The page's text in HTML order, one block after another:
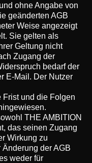
ohne Angabe von
geänderten AGB
Weise angezeigt
Sie gelten als
Geltung nicht
Zugang der
bedarf der
E-Mail. Der Nutzer
und die Folgen
THE AMBITION
das seinen Zugang
Wirkung zu
der AGB
weder für